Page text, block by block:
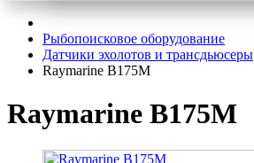
Рыбопоисковое оборудование
Датчики эхолотов и трансдьюсеры
Raymarine B175M
Raymarine B175M